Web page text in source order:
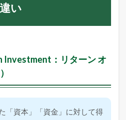
い
Investment：リターン オ
「資本」「資金」に対して得